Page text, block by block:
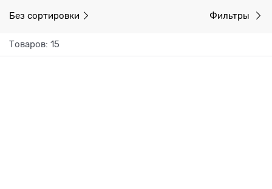
Без сортировки Фильтры
Товаров: 15